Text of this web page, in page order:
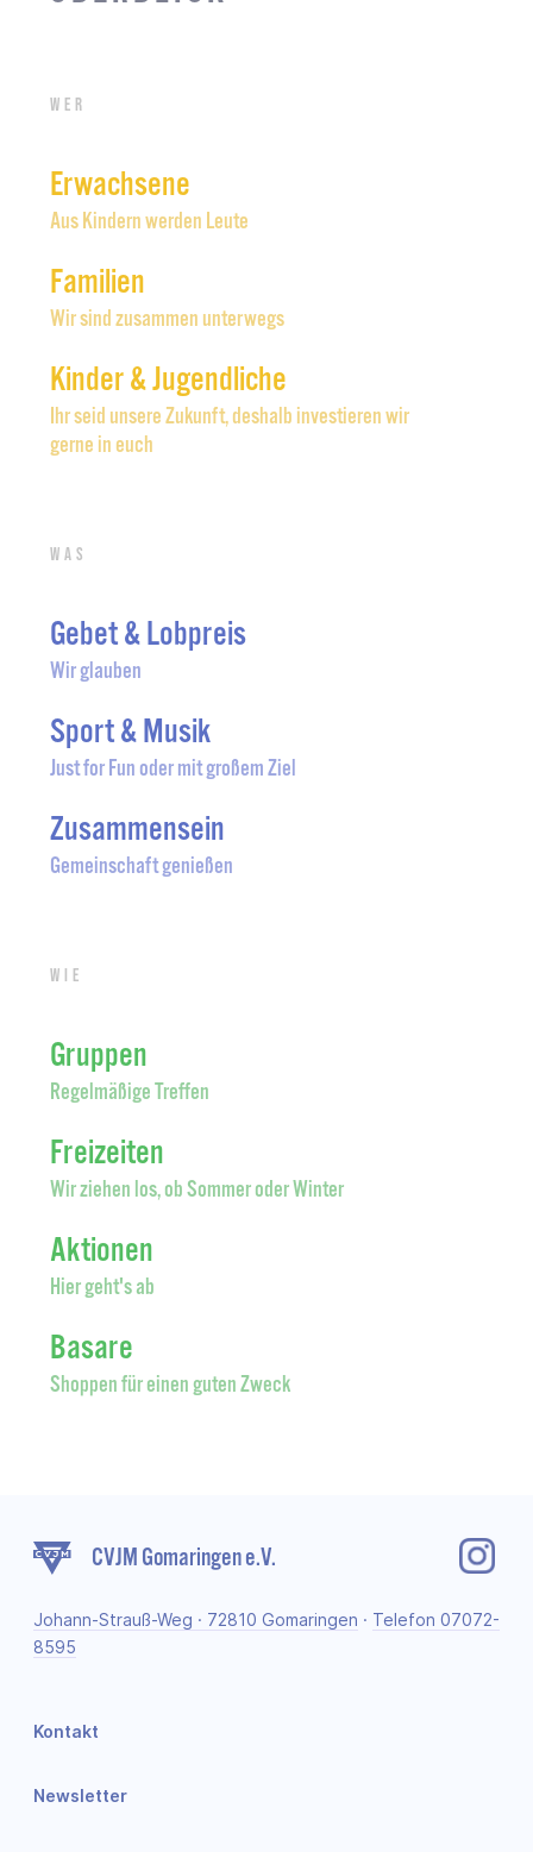
Wer
Erwachsene
Aus Kindern werden Leute
Familien
Wir sind zusammen unterwegs
Kinder & Jugendliche
Ihr seid unsere Zukunft, deshalb investieren wir
gerne in euch
Was
Gebet & Lobpreis
Wir glauben
Sport & Musik
Just for Fun oder mit großem Ziel
Zusammensein
Gemeinschaft genießen
Wie
Gruppen
Regelmäßige Treffen
Freizeiten
Wir ziehen los, ob Sommer oder Winter
Aktionen
Hier geht's ab
Basare
Shoppen für einen guten Zweck
CVJM Gomaringen e.V.
Johann-Strauß-Weg · 72810 Gomaringen · Telefon 07072-
8595
Kontakt
Newsletter